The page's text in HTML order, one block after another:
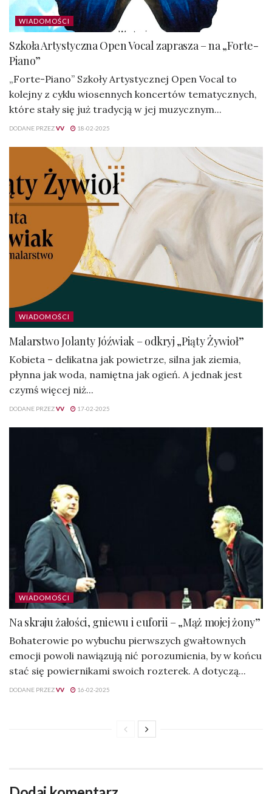
WIADOMOŚCI
Szkoła Artystyczna Open Vocal zaprasza – na „Forte-
Piano”
„Forte-Piano” Szkoły Artystycznej Open Vocal to
kolejny z cyklu wiosennych koncertów tematycznych,
które stały się już tradycją w jej muzycznym...
DODANE PRZEZVV 18-02-2025
WIADOMOŚCI
Malarstwo Jolanty Jóźwiak – odkryj „Piąty Żywioł”
Kobieta – delikatna jak powietrze, silna jak ziemia,
płynna jak woda, namiętna jak ogień. A jednak jest
czymś więcej niż...
DODANE PRZEZVV 17-02-2025
WIADOMOŚCI
Na skraju żałości, gniewu i euforii – „Mąż mojej żony”
Bohaterowie po wybuchu pierwszych gwałtownych
emocji powoli nawiązują nić porozumienia, by w końcu
stać się powiernikami swoich rozterek. A dotyczą...
DODANE PRZEZVV 16-02-2025